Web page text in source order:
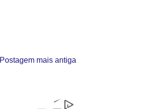
Postagem mais antiga